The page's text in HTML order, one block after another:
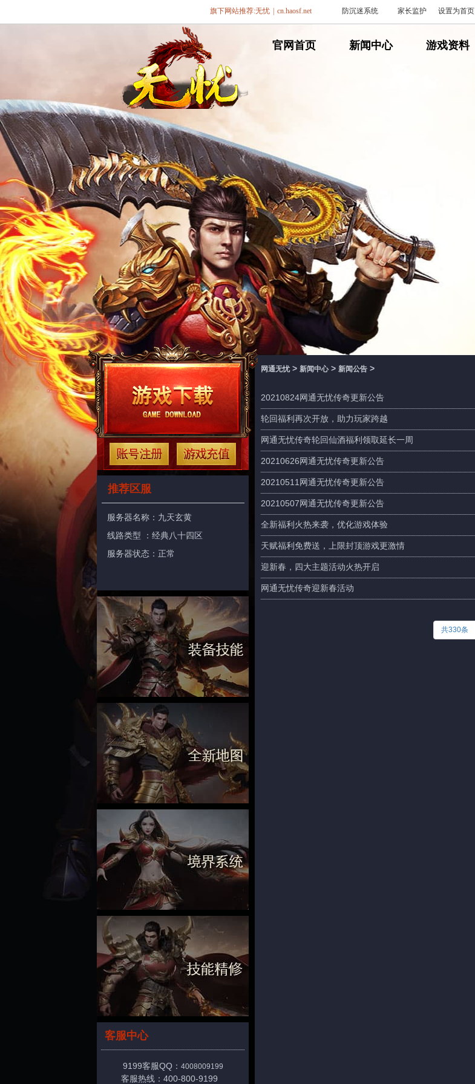
网
官网首页
网
新闻中心
网
游戏资料
推荐区服
服务器名称： 九天玄黄
线路类型 ：经典八十四区
服务器状态：正常
客服中心
9199客服QQ： 4008009199
客服热线：400-800-9199
网通无忧> 新闻中心 > 新闻公告 >
20210824网通无忧传奇更新公告
轮回福利再次开放，助力玩家跨越
网通无忧传奇轮回仙酒福利领取延长一周
20210626网通无忧传奇更新公告
20210511网通无忧传奇更新公告
20210507网通无忧传奇更新公告
全新福利火热来袭，优化游戏体验
天赋福利免费送，上限封顶游戏更激情
迎新春，四大主题活动火热开启
网通无忧传奇迎新春活动
共330条
遨游游戏平台
旗下网站推荐:无忧 cn.haosf.net 防沉迷系统 家长监护 设置为首页